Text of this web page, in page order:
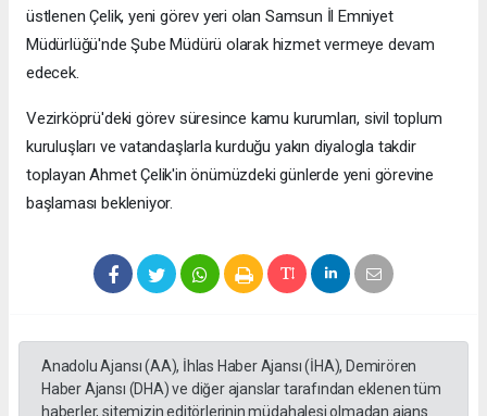
üstlenen Çelik, yeni görev yeri olan Samsun İl Emniyet
Müdürlüğü'nde Şube Müdürü olarak hizmet vermeye devam
edecek.
Vezirköprü'deki görev süresince kamu kurumları, sivil toplum
kuruluşları ve vatandaşlarla kurduğu yakın diyalogla takdir
toplayan Ahmet Çelik'in önümüzdeki günlerde yeni görevine
başlaması bekleniyor.
Anadolu Ajansı (AA), İhlas Haber Ajansı (İHA), Demirören
Haber Ajansı (DHA) ve diğer ajanslar tarafından eklenen tüm
haberler, sitemizin editörlerinin müdahalesi olmadan ajans